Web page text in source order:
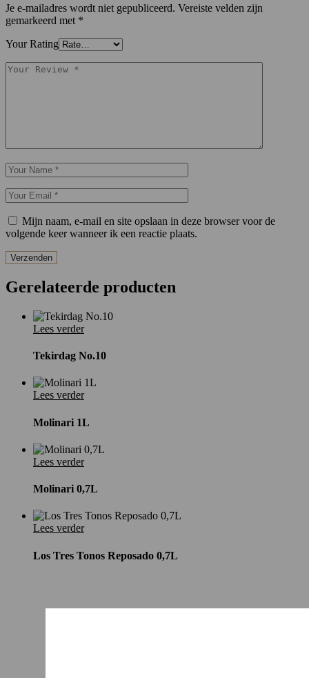
Je e-mailadres wordt niet gepubliceerd. Vereiste velden zijn
gemarkeerd met *
Your Rating
Mijn naam, e-mail en site opslaan in deze browser voor de
volgende keer wanneer ik een reactie plaats.
Verzenden
Gerelateerde producten
Lees verder
Tekirdag No.10
Lees verder
Molinari 1L
Lees verder
Molinari 0,7L
Lees verder
Los Tres Tonos Reposado 0,7L